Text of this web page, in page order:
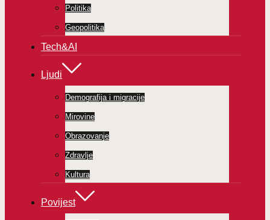
Politika
Geopolitika
Tech&AI
Ljudi
Demografija i migracije
Mirovine
Obrazovanje
Zdravlje
Kultura
Povijest